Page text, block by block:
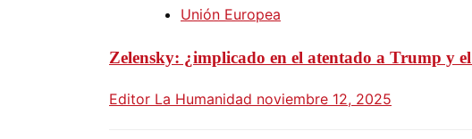
Unión Europea
Zelensky: ¿implicado en el atentado a Trump y
Editor La Humanidad noviembre 12, 2025